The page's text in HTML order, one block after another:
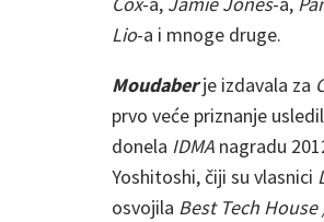
Lio-a i mnoge druge.
Moudaber je izdavala za
prvo veće priznanje
donela IDMA nagradu
Yoshitoshi, čiji su vlasnici
osvojila Best Tech